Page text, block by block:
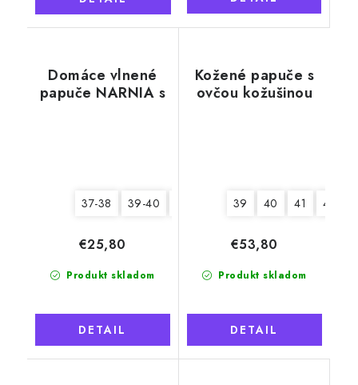
Domáce vlnené
papuče NARNIA s
37-38 39-40
Produkt skladom
€25,80
DETAIL
Kožené papuče s
ovčou kožušinou
39 40 41 42
Produkt skladom
€53,80
DETAIL